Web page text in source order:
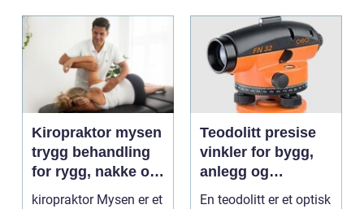
Kiropraktor mysen
trygg behandling
for rygg, nakke og
ledd
kiropraktor Mysen er et
Teodolitt presise
vinkler for bygg,
anlegg og
kartlegging
En teodolitt er et optisk